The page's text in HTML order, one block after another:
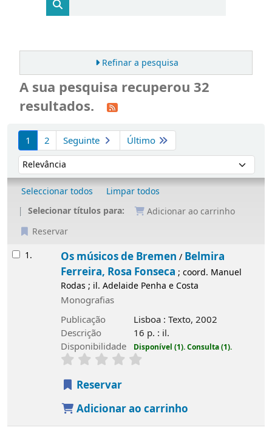
Refinar a pesquisa
A sua pesquisa recuperou 32
resultados.
Ordenar
1 2 Seguinte Último
Ordenar por:
Seleccionar todos
Limpar todos
Selecionar títulos para:
Adicionar ao carrinho
Reservar
Resultados
1. Os músicos de Bremen / Belmira
Ferreira, Rosa Fonseca ; coord. Manuel
Rodas ; il. Adelaide Penha e Costa
Monografias
Publicação
Lisboa : Texto, 2002
Descrição
16 p. : il.
Disponibilidade
Disponível (1).Consulta (1).
Reservar
Adicionar ao carrinho